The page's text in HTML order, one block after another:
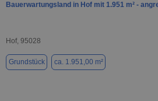
Bauerwartungsland in Hof mit 1.951 m² -
Hof, 95028
Grundstück ca. 1.951,00 m²